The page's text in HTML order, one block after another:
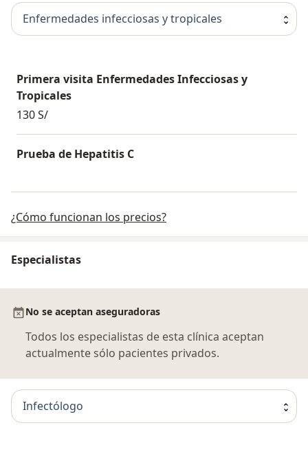
Papiloma Humano, Hepatitis B.
Venta de medicamentos antirretrovirales PrEP -
- Profilaxis Post Exposicion, dirigido a personas que
hayan tenido exposicion al VIH. El tratamiento solo
aplica dentro de las 72 horas de haber tenido la
Enfermedades infecciosas y tropicales
Primera visita Enfermedades Infecciosas y
Tropicales
130 S/
Prueba de Hepatitis C
¿Cómo funcionan los precios?
Especialistas
No se aceptan aseguradoras
Todos los especialistas de esta clínica aceptan
actualmente sólo pacientes privados.
Infectólogo